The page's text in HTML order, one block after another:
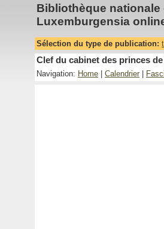
Bibliothèque
Luxemburgensia
Sélection du type de publication:
Clef du cabinet des princes
Navigation: Home Calendrier